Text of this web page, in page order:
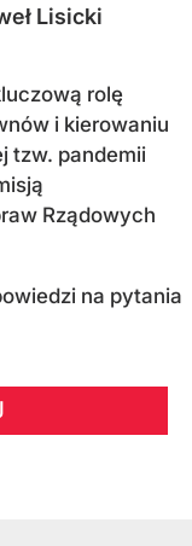
Lisicki
rolę
i kierowaniu
tzw. pandemii
Rządowych
na pytania